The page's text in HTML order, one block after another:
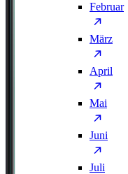
Februar
März
April
Mai
Juni
Juli